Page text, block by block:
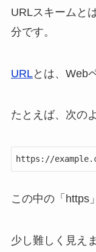
URLスキームと
分です。
URLとは、Web
たとえば、次の
https://
この中の「https
少し難しく見え